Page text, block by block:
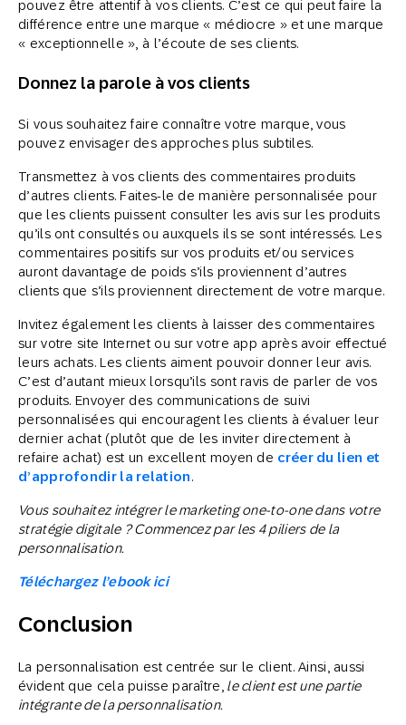
pouvez être attentif à vos clients. C’est ce qui peut faire la
différence entre une marque « médiocre » et une marque
« exceptionnelle », à l’écoute de ses clients.
Donnez la parole à vos clients
Si vous souhaitez faire connaître votre marque, vous
pouvez envisager des approches plus subtiles.
Transmettez à vos clients des commentaires produits
d’autres clients. Faites-le de manière personnalisée pour
que les clients puissent consulter les avis sur les produits
qu’ils ont consultés ou auxquels ils se sont intéressés. Les
commentaires positifs sur vos produits et/ou services
auront davantage de poids s’ils proviennent d’autres
clients que s’ils proviennent directement de votre marque.
Invitez également les clients à laisser des commentaires
sur votre site Internet ou sur votre app après avoir effectué
leurs achats. Les clients aiment pouvoir donner leur avis.
C’est d’autant mieux lorsqu’ils sont ravis de parler de vos
produits. Envoyer des communications de suivi
personnalisées qui encouragent les clients à évaluer leur
dernier achat (plutôt que de les inviter directement à
refaire achat) est un excellent moyen de créer du lien et
d’approfondir la relation.
Vous souhaitez intégrer le marketing one-to-one dans votre
stratégie digitale ?Commencez par les 4 piliers de la
personnalisation.
Téléchargez l’ebook ici
Conclusion
La personnalisation est centrée sur le client. Ainsi, aussi
évident que cela puisse paraître, le client est une partie
intégrante de la personnalisation.